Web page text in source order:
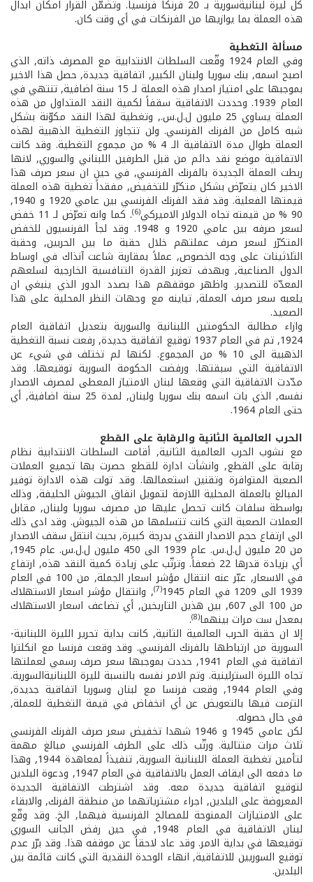
كل ليرة لبنانية­سورية بـ 20 فرنكاً فرنسياً. وتضمّن القرار امكان ابدال
هذه العملة بما يوازيها من الفرنكات في أي وقت كان.
مسألة التغطية
وفي العام 1924 وقّعت السلطات الانتدابية مع المصرف ذاته, الذي
اصبح اسمه, بنك سوريا ولبنان الكبير, اتفاقية جديدة, حصل هذا الاخير
بموجبها على امتياز اصدار هذه العملة لـ 15 سنة اضافية, تنتهي في
العام 1939. وحددت الاتفاقية سقفاً لكمية النقد المتداول من هذه
العملة يساوي 25 مليون ل.ل.س., وتغطية لهذا النقد مكوّنة بشكل
شبه كامل من الفرنك الفرنسي. ولن تتجاوز التغطية الذهبية لهذه
العملة طوال مدة الاتفاقية الـ 4 % من مجموع التغطية. وقد كانت
الاتفاقية موضع نقد دائم من قبل الطرفين اللبناني والسوري, لانها
ربطت العملة الجديدة بالفرنك الفرنسي, في حين ان سعر صرف هذا
الاخير كان يتعرّض بشكل متكرّر للتخفيض, مفقداً تغطية هذه العملة
قيمتها الفعلية. وقد فقد الفرنك الفرنسي بين عامي 1920 و 1940,
90 % من قيمته تجاه الدولار الاميركي (6) . كما وانه تعرّض لـ 11 خفض
لسعر صرفه بين عامي 1920 و 1948. وقد لجأ الفرنسيون للخفض
المتكرّر لسعر صرف عملتهم خلال حقبة ما بين الحربين, وحقبة
الثلاثينات على وجه الخصوص, عملاً بمقاربة شاعت آنذاك في اوساط
الدول الصناعية, وبهدف تعزيز القدرة التنافسية الخارجية لسلعهم
المعدّة للتصدير. واظهر موقفهم هذا بصدد الدور الذي ينبغي ان
يلعبه سعر صرف العملة, تباينه مع وجهات النظر المحلية على هذا
الصعيد.
وازاء مطالبة الحكومتين اللبنانية والسورية بتعديل اتفاقية العام
1924, تم في العام 1937 توقيع اتفاقية جديدة, رفعت نسبة التغطية
الذهبية الى 10 % من المجموع. لكنها لم تختلف في شيء عن
الاتفاقية التي سبقتها. ورفضت الحكومة السورية توقيعها. وقد
مدّدت الاتفاقية التي وقعها لبنان الامتياز المعطى لمصرف الاصدار
نفسه, الذي بات اسمه بنك سوريا ولبنان, لمدة 25 سنة اضافية, أي
حتى العام 1964.
الحرب العالمية الثانية والرقابة على القطع
مع نشوب الحرب العالمية الثانية, أقامت السلطات الانتدابية نظام
رقابة على القطع, وانشأت ادارة للقطع حصرت بها تجميع العملات
الصعبة المتوافرة وتقنين استعمالها. وقد تولت هذه الادارة توفير
المبالغ بالعملة المحلية اللازمة لتمويل انفاق الجيوش الحليفة, وذلك
بواسطة سلفات كانت تحصل عليها من مصرف سوريا ولبنان, مقابل
العملات الصعبة التي كانت تتسلمها من هذه الجيوش. وقد ادى ذلك
الى ارتفاع حجم الاصدار النقدي بدرجة كبيرة, بحيث انتقل سقف الاصدار
من 20 مليون ل.ل.س. عام 1939 الى 450 مليون ل.ل.س. عام 1945,
أي بزيادة قدرها 22 ضعفاً. وترتّب على زيادة كمية النقد هذه, ارتفاع
في الاسعار, عبّر عنه انتقال مؤشر اسعار الجملة, من 100 في العام
1939 الى 1209 في العام 1945 (7) , وانتقال مؤشر اسعار الاستهلاك
من 100 الى 607, بين هذين التاريخين, أي تضاعف اسعار الاستهلاك
بمعدل ست مرات بينهما(8)
.
إلا ان حقبة الحرب العالمية الثانية, كانت بداية تحرير الليرة اللبنانية­
السورية من ارتباطها بالفرنك الفرنسي. وقد وقعت فرنسا مع انكلترا
اتفاقية في العام 1941, حددت بموجبها سعر صرف رسمي لعملتها
تجاه الليرة السترلينية. وتم الامر نفسه بالنسبة لليرة اللبنانية­السورية.
وفي العام 1944, وقعت فرنسا مع لبنان وسوريا اتفاقية جديدة,
التزمت فيها بالتعويض عن أي انخفاض في قيمة التغطية للعملة,
في حال حصوله.
لكن عامي 1945 و 1946 شهدا تخفيض سعر صرف الفرنك الفرنسي
ثلاث مرات متتالية. ورتّب ذلك على الطرف الفرنسي مبالغ مهمة
لتأمين تغطية العملة اللبنانية السورية, تنفيذاً لمعاهدة 1944, وهذا
ما دفعه الى ايقاف العمل بالاتفاقية في العام 1947, ودعوة البلدين
لتوقيع اتفاقية جديدة معه. وقد اشترطت الاتفاقية الجديدة
المعروضة على البلدين, اجراء مشترياتهما من منطقة الفرنك, والابقاء
على الامتيازات الممنوحة للمصالح الفرنسية فيهما, الخ. وقد وقّع
لبنان الاتفاقية في العام 1948, في حين رفض الجانب السوري
توقيعها في بداية الامر. وقد عاد لاحقاً عن موقفه هذا. وقد برّر عدم
توقيع السوريين للاتفاقية, انهاء الوحدة النقدية التي كانت قائمة بين
البلدين.